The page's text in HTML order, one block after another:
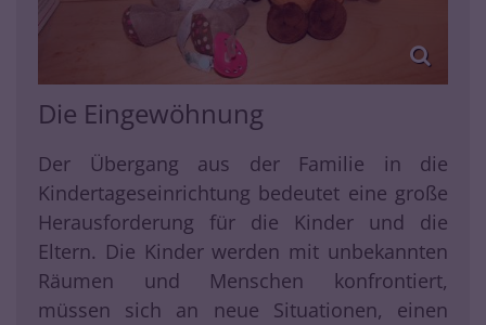
Die Eingewöhnung
Der Übergang aus der Familie in die
Kindertageseinrichtung bedeutet eine große
Herausforderung für die Kinder und die
Eltern. Die Kinder werden mit unbekannten
Räumen und Menschen konfrontiert,
müssen sich an neue Situationen, einen